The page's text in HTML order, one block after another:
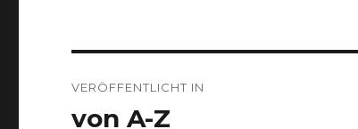
VERÖFFENTLICHT IN
von A-Z